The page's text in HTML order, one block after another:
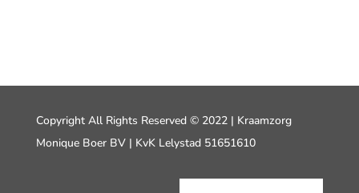
Copyright All Rights Reserved © 2022 | Kraamzorg
Monique Boer BV | KvK Lelystad 51651610